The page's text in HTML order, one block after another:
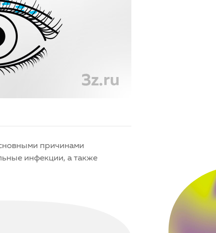
причинами
инфекции, а также